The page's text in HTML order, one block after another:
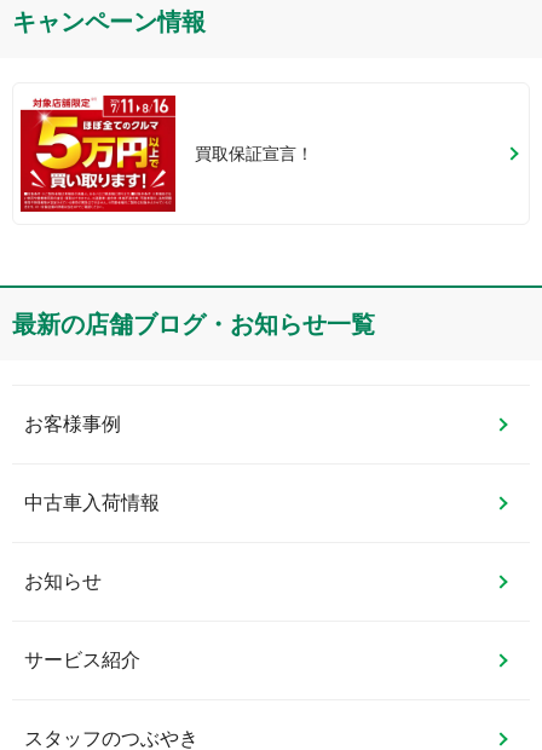
キャンペーン情報
買取保証宣言！
最新の店舗ブログ・お知らせ一覧
お客様事例
中古車入荷情報
お知らせ
サービス紹介
スタッフのつぶやき